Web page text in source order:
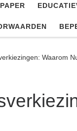
Waarom